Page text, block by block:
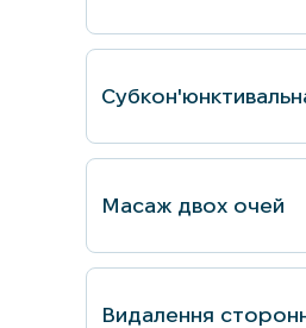
Масаж двох очей
Видалення